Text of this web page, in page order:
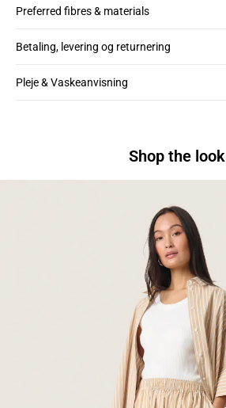
Preferred fibres & materials
Betaling, levering og returnering
Pleje & Vaskeanvisning
Shop the look